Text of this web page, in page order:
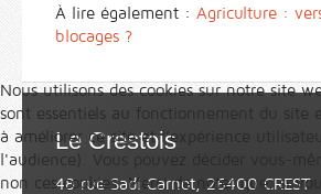
À lire également : Agriculture :
blocages ?
Le Crestois
48 rue Sadi Carnot, 26400 CREST
Nous utilisons des cookies sur notre site
sont essentiels au fonctionnement du site
à améliorer ce site et l’expérience
l'audience). Vous pouvez décider vous-
non ces cookies. Merci de noter que, si